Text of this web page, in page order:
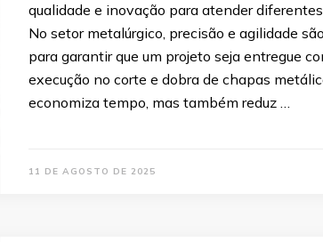
qualidade e inovação para atender
No setor metalúrgico, precisão e agilidade
para garantir que um projeto seja entregue
execução no corte e dobra de chapas
economiza tempo, mas também reduz …
11 DE AGOSTO DE 2025